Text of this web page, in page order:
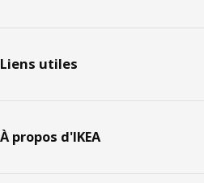
Liens utiles
À propos d'IKEA